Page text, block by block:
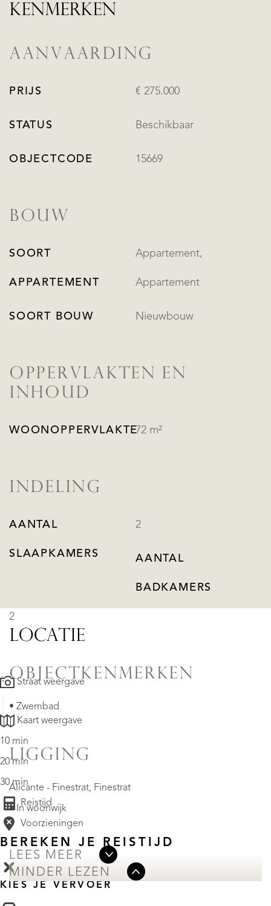
KENMERKEN
AANVAARDING
PRIJS € 275.000
STATUS Beschikbaar
OBJECTCODE 15669
BOUW
SOORT
APPARTEMENT
Appartement,
Appartement
SOORT BOUW Nieuwbouw
OPPERVLAKTEN EN
INHOUD
WOONOPPERVLAKTE72 m²
INDELING
AANTAL
SLAAPKAMERS
2
AANTAL
BADKAMERS
2
OBJECTKENMERKEN
• Zwembad
LIGGING
Alicante - Finestrat, Finestrat
• In woonwijk
LEES MEER
MINDER LEZEN
LOCATIE
Straat weergave
Kaart weergave
10 min
20 min
30 min
Reistijd
Voorzieningen
BEREKEN JE REISTIJD
KIES JE VERVOER